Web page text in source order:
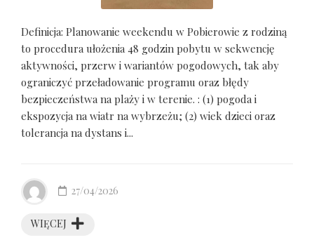
Definicja: Planowanie weekendu w Pobierowie z rodziną
to procedura ułożenia 48 godzin pobytu w sekwencję
aktywności, przerw i wariantów pogodowych, tak aby
ograniczyć przeładowanie programu oraz błędy
bezpieczeństwa na plaży i w terenie. : (1) pogoda i
ekspozycja na wiatr na wybrzeżu; (2) wiek dzieci oraz
tolerancja na dystans i...
WIĘCEJ
27/04/2026